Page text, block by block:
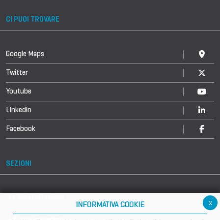
CI PUOI TROVARE
Google Maps
Twitter
Youtube
Linkedin
Facebook
SEZIONI
x
INFORMATIVA COOKIE